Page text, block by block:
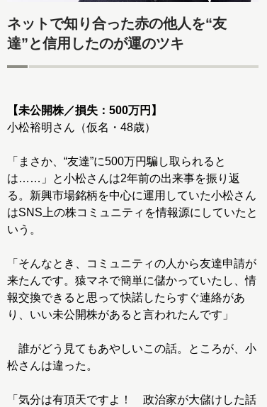
ネットで知り合った赤の他人を“友
達”と信用したのが運のツキ
【未公開株／損失：500万円】
小松裕明さん（仮名・48歳）
「まさか、“友達”に500万円騙し取られると
は……」と小松さんは2年前の出来事を振り返
る。新興市場銘柄を中心に運用していた小松さん
はSNS上の株コミュニティを情報源にしていたと
いう。
「そんなとき、コミュニティの人から友達申請が
来たんです。猿マネで簡単に儲かっていたし、情
報交換できると思って快諾したらすぐ連絡があ
り、いい未公開株があると言われたんです」
誰がどう見てもあやしいこの話。ところが、小
松さんは違った。
「気分は有頂天ですよ！ 政治家が大儲けした話